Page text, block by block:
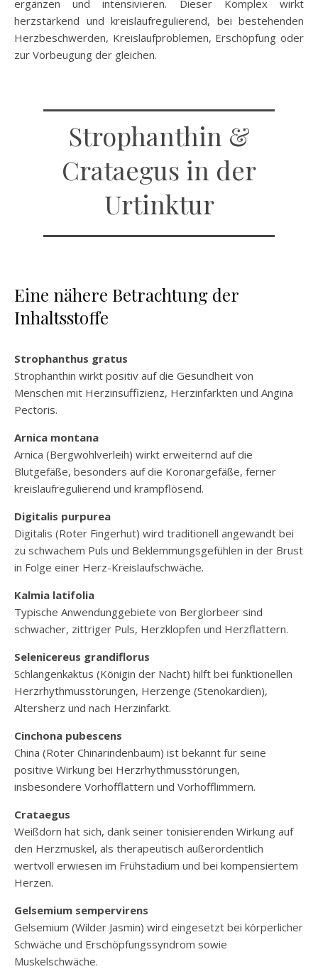
ergänzen und intensivieren. Dieser Komplex wirkt
herzstärkend und kreislaufregulierend, bei bestehenden
Herzbeschwerden, Kreislaufproblemen, Erschöpfung oder
zur Vorbeugung der gleichen.
Strophanthin &
Crataegus in der
Urtinktur
Eine nähere Betrachtung der
Inhaltsstoffe
Strophanthus gratus
Strophanthin wirkt positiv auf die Gesundheit von
Menschen mit Herzinsuffizienz, Herzinfarkten und Angina
Pectoris.
Arnica montana
Arnica (Bergwohlverleih) wirkt erweiternd auf die
Blutgefäße, besonders auf die Koronargefäße, ferner
kreislaufregulierend und krampflösend.
Digitalis purpurea
Digitalis (Roter Fingerhut) wird traditionell angewandt bei
zu schwachem Puls und Beklemmungsgefühlen in der Brust
in Folge einer Herz-Kreislaufschwäche.
Kalmia latifolia
Typische Anwendunggebiete von Berglorbeer sind
schwacher, zittriger Puls, Herzklopfen und Herzflattern.
Selenicereus grandiflorus
Schlangenkaktus (Königin der Nacht) hilft bei funktionellen
Herzrhythmusstörungen, Herzenge (Stenokardien),
Altersherz und nach Herzinfarkt.
Cinchona pubescens
China (Roter Chinarindenbaum) ist bekannt für seine
positive Wirkung bei Herzrhythmusstörungen,
insbesondere Vorhofflattern und Vorhofflimmern.
Crataegus
Weißdorn hat sich, dank seiner tonisierenden Wirkung auf
den Herzmuskel, als therapeutisch außerordentlich
wertvoll erwiesen im Frühstadium und bei kompensiertem
Herzen.
Gelsemium sempervirens
Gelsemium (Wilder Jasmin) wird eingesetzt bei körperlicher
Schwäche und Erschöpfungssyndrom sowie
Muskelschwäche.